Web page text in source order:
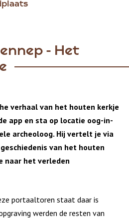
- Het
verhaal van het houten kerkje
app en sta op locatie oog-in-
archeoloog. Hij vertelt je via
van het houten
naar het verleden
portaaltoren staat daar is
werden de resten van